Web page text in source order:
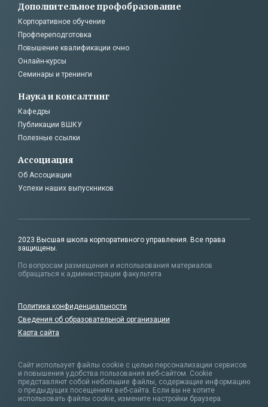
Дополнительное профобразование
Корпоративное обучение
Профпереподготовка
Повышение квалификации очно
Онлайн-курсы
Семинары и тренинги
Наука и консалтинг
Кафедры
Публикации ВШКУ
Полезные ссылки
Ассоциация
Об Ассоциации
Успехи наших выпускников
2023 Высшая школа корпоративного управления. Все права
защищены.
По вопросам размещения и использования материалов
обращаться к администрации факультета
Политика конфиденциальности
Сведения об образовательной организации
Карта сайта
Сайт использует файлы cookie с целью персонализации сервисов
и повышения удобства пользования веб-сайтом. Cookie
представляют собой небольшие файлы, содержащие информацию
о предыдущих посещениях веб-сайта. Если вы не хотите
использовать файлы cookie, измените настройки браузера.